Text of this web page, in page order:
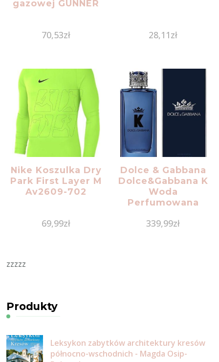
gazowej GUNNER
70,53zł 28,11zł
Nike Koszulka Dry
Park First Layer M
Av2609-702
69,99zł
Dolce & Gabbana
Dolce&Gabbana K
Woda
Perfumowana
339,99zł
zzzzz
Produkty
Leksykon zabytków architektury kresów
północno-wschodnich - Magda Osip-